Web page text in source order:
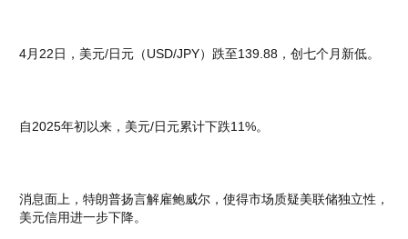
4月22日，美元/日元（USD/JPY）跌至139.88，创七个月新低。
自2025年初以来，美元/日元累计下跌11%。
消息面上，特朗普扬言解雇鲍威尔，使得市场质疑美联储独立性，
美元信用进一步下降。